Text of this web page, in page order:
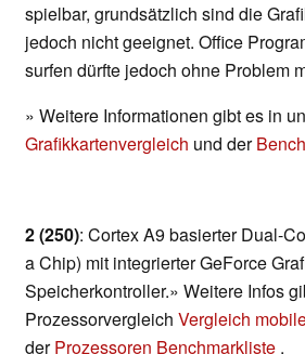
spielbar, grundsätzlich sind die
jedoch nicht geeignet. Office
surfen dürfte jedoch ohne Problem
» Weitere Informationen gibt es in
Grafikkartenvergleich und der
2 (250): Cortex A9 basierter Dual-
a Chip) mit integrierter GeForce
Speicherkontroller.» Weitere Infos
Prozessorvergleich Vergleich
derProzessoren Benchmarkliste .